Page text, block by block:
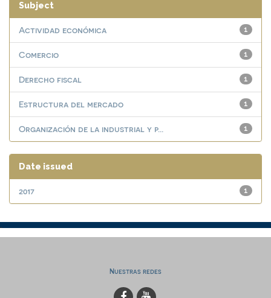
Subject
1
Actividad económica
1
Comercio
1
Derecho fiscal
1
Estructura del mercado
1
Organización de la industrial y p...
Date issued
1
2017
Nuestras redes